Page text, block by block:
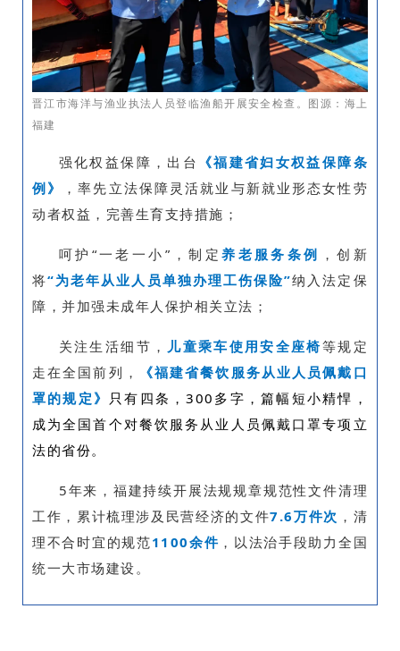
晋江市海洋与渔业执法人员登临渔船开展安全检查。图源：海上
福建
强化权益保障，出台 《福建省妇女权益保障条
例》
，率先立法保障灵活就业与新就业形态女性劳
动者权益，完善生育支持措施；
呵护“一老一小”，制定养老服务条例 ，创新
将“为老年从业人员单独办理工伤保险”纳入法定保
障，并加强未成年人保护相关立法；
关注生活细节， 儿童乘车使用安全座椅等规定
走在全国前列，
《福建省餐饮服务从业人员佩戴口
罩的规定》 只有四条，300多字，篇幅短小精悍，
成为全国首个对餐饮服务从业人员佩戴口罩专项立
法的省份。
5年来，福建持续开展法规规章规范性文件清理
工作，累计梳理涉及民营经济的文件7.6万件次 ，清
理不合时宜的规范1100余件 ，以法治手段助力全国
统一大市场建设。